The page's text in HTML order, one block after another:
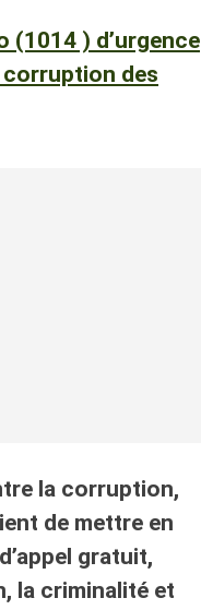
(1014 ) d’urgence
des
la corruption,
de mettre en
gratuit,
la criminalité et